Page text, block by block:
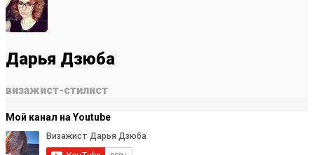
Дарья Дзюба
визажист-стилист
Мой канал на Youtube